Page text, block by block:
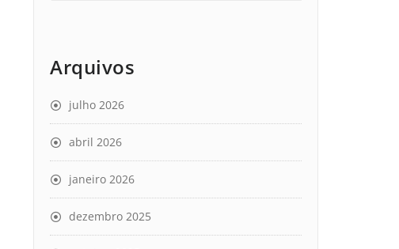
Arquivos
julho 2026
abril 2026
janeiro 2026
dezembro 2025